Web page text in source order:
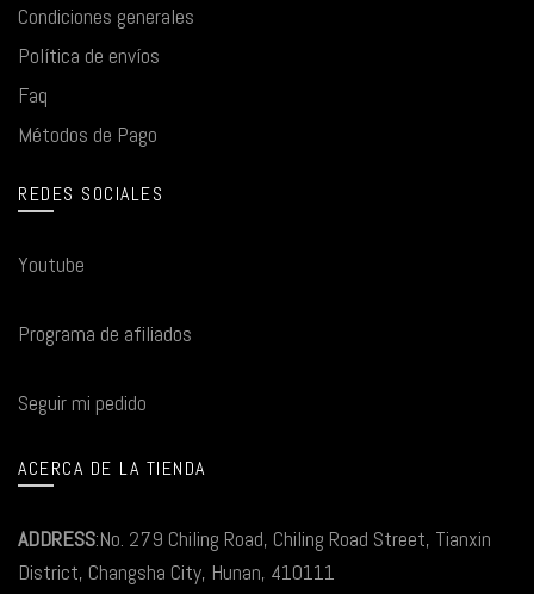
Condiciones generales
Política de envíos
Faq
Métodos de Pago
REDES SOCIALES
Youtube
Programa de afiliados
Seguir mi pedido
ACERCA DE LA TIENDA
ADDRESS:No. 279 Chiling Road, Chiling Road Street, Tianxin
District, Changsha City, Hunan, 410111